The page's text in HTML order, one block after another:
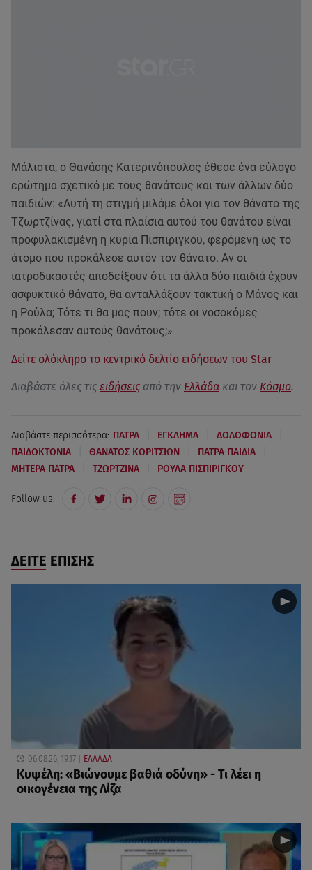
Μάλιστα, ο Θανάσης Κατερινόπουλος έθεσε ένα εύλογο
ερώτημα σχετικό με τους θανάτους και των άλλων δύο
παιδιών: «Αυτή τη στιγμή μιλάμε όλοι για τον θάνατο της
Τζωρτζίνας, γιατί στα πλαίσια αυτού του θανάτου είναι
προφυλακισμένη η κυρία Πισπιριγκου, φερόμενη ως το
άτομο που προκάλεσε αυτόν τον θάνατο. Αν οι
ιατροδικαστές αποδείξουν ότι τα άλλα δύο παιδιά έχουν
ασφυκτικό θάνατο, θα ανταλλάξουν τακτική ο Μάνος και
η Ρούλα; Τότε τι θα μας πουν; τότε οι νοσοκόμες
προκάλεσαν αυτούς θανάτους;»
Δείτε ολόκληρο το κεντρικό δελτίο ειδήσεων του Star
Διαβάστε όλες τις ειδήσεις από την Ελλάδα και τον Κόσμο.
Διαβάστε περισσότερα: ΠΑΤΡΑ ΕΓΚΛΗΜΑ ΔΟΛΟΦΟΝΙΑ
ΠΑΙΔΟΚΤΟΝΙΑ ΘΑΝΑΤΟΣ ΚΟΡΙΤΣΙΩΝ ΠΑΤΡΑ ΠΑΙΔΙΑ
ΜΗΤΕΡΑ ΠΑΤΡΑ ΤΖΩΡΤΖΙΝΑ ΡΟΥΛΑ ΠΙΣΠΙΡΙΓΚΟΥ
Follow us:
ΔΕΙΤΕ ΕΠΙΣΗΣ
06.08.26, 19:17 ΕΛΛΑΔΑ
Κυψέλη: «Βιώνουμε βαθιά οδύνη» - Τι λέει η
οικογένεια της Λίζα